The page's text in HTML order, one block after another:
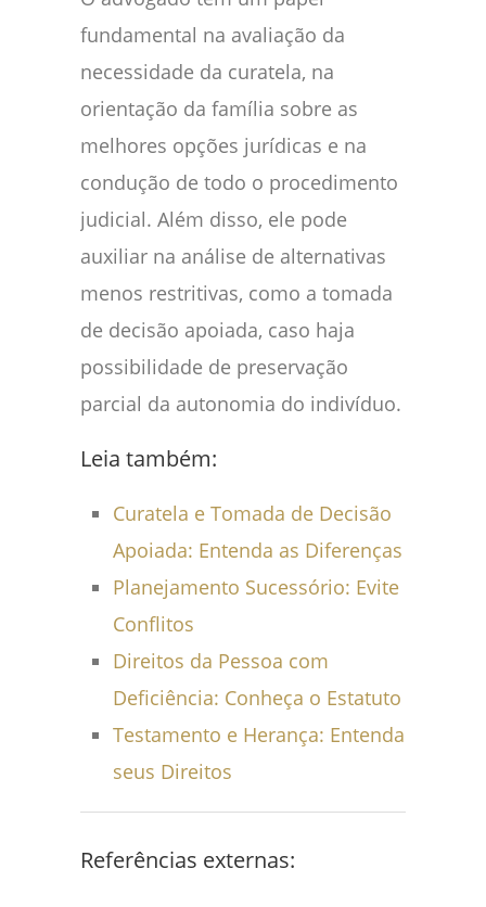
fundamental na avaliação da
necessidade da curatela, na
orientação da família sobre as
melhores opções jurídicas e na
condução de todo o procedimento
judicial. Além disso, ele pode
auxiliar na análise de alternativas
menos restritivas, como a tomada
de decisão apoiada, caso haja
possibilidade de preservação
parcial da autonomia do indivíduo.
Leia também:
Curatela e Tomada de Decisão
Apoiada: Entenda as Diferenças
Planejamento Sucessório: Evite
Conflitos
Direitos da Pessoa com
Deficiência: Conheça o Estatuto
Testamento e Herança: Entenda
seus Direitos
Referências externas: